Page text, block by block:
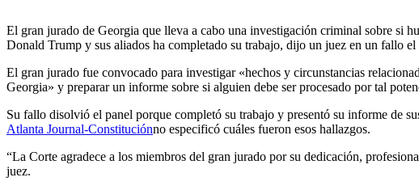
El gran jurado de Georgia que lleva a cabo una investigación criminal sobre si
Donald Trump y sus aliados ha completado su trabajo, dijo un juez en un fallo el
El gran jurado fue convocado para investigar «hechos y circunstancias
Georgia» y preparar un informe sobre si alguien debe ser procesado por tal
Su fallo disolvió el panel porque completó su trabajo y presentó su informe de
Atlanta Journal-Constituciónno especificó cuáles fueron esos hallazgos.
“La Corte agradece a los miembros del gran jurado por su dedicación,
juez.